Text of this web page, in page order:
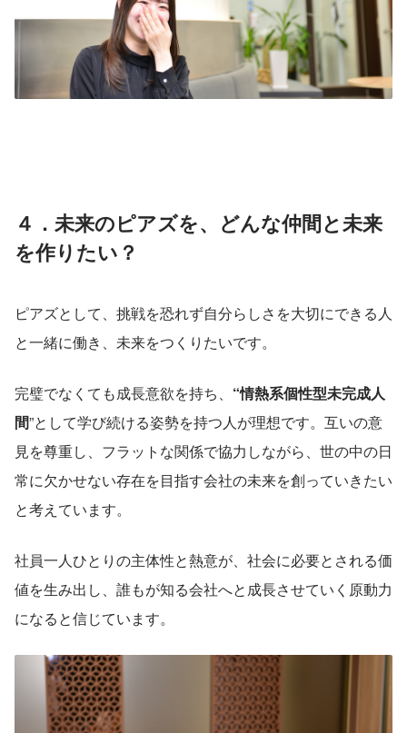
４．未来のピアズを、どんな仲間と未来
を作りたい？
ピアズとして、挑戦を恐れず自分らしさを大切にできる人
と一緒に働き、未来をつくりたいです。
完璧でなくても成長意欲を持ち、 “情熱系個性型未完成人
間”として学び続ける姿勢を持つ人が理想です。互いの意
見を尊重し、フラットな関係で協力しながら、世の中の日
常に欠かせない存在を目指す会社の未来を創っていきたい
と考えています。
社員一人ひとりの主体性と熱意が、社会に必要とされる価
値を生み出し、誰もが知る会社へと成長させていく原動力
になると信じています。